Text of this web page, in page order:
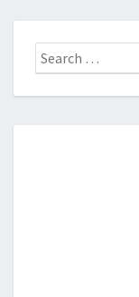
Search
for: